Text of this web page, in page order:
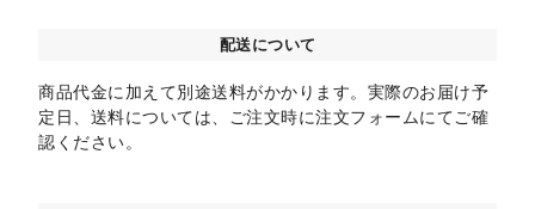
配送について
商品代金に加えて別途送料がかかります。実際のお届け予
定日、送料については、ご注文時に注文フォームにてご確
認ください。